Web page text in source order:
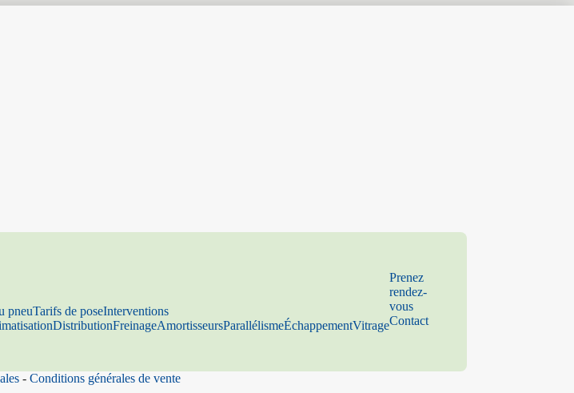
pneuTarifs de poseInterventions
DistributionFreinageAmortisseursParallélismeÉchappementVitrage
Prenez
rendez-
vous
Contact
- Conditions générales de vente